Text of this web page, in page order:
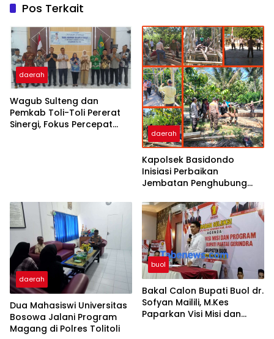
Pos Terkait
daerah
Wagub Sulteng dan
Pemkab Toli-Toli Pererat
Sinergi, Fokus Percepat
daerah
Kapolsek Basidondo
Inisiasi Perbaikan
Jembatan Penghubung
Kayulompa
daerah
Dua Mahasiswi Universitas
Bosowa Jalani Program
Magang di Polres Tolitoli
buol
Bakal Calon Bupati Buol dr.
Sofyan Mailili, M.Kes
Paparkan Visi Misi dan